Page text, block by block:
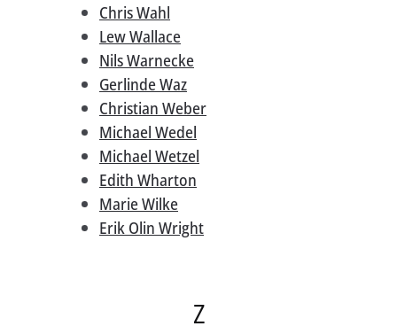
Chris Wahl
Lew Wallace
Nils Warnecke
Gerlinde Waz
Christian Weber
Michael Wedel
Michael Wetzel
Edith Wharton
Marie Wilke
Erik Olin Wright
Z